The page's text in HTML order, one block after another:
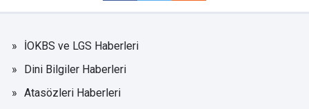
İOKBS ve LGS Haberleri
Dini Bilgiler Haberleri
Atasözleri Haberleri